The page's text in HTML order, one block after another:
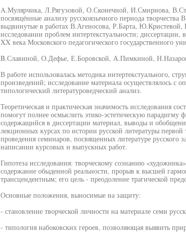
A.Мулярчика, Л.Рягузовой, О.Сконечной, И.Смирнова,
посвящённые анализу русскоязычного периода творчества
выдвинутые в работах В.Агеносова, Р.Барта,
исследовании проблем интертекстуальности;
XX века Московского педагогического государственного
B.Славиной, О.Дефье, Е.Боровской, А.Пимкиной,
В работе использовалась методика интертекстуального,
произведений; исследование материала осуществлялось с
типологический литературоведческий анализ.
Теоретическая и практическая значимость исследования
помогут полнее осмыслить этико-эстетическую парадигму
содержащийся в диссертации материал, выводы и
лекционных курсах по истории русской литературы
проведения семинаров, посвященных литературе русского
написании курсовых и выпускных работ.
Гипотеза исследования: творческому сознанию
содержание обыденной реальности, прорыв к высшей
трансцендентным; его цель - преодоление трагической
Основные положения, выносимые на защиту:
- становление творческой личности на материале семи
- типология набоковских героев, позволяющая выявить